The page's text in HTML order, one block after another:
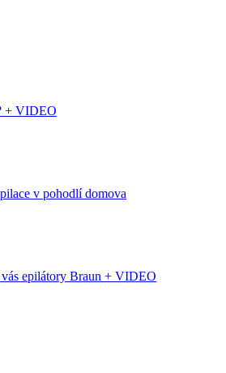
+ VIDEO
v pohodlí domova
epilátory Braun + VIDEO